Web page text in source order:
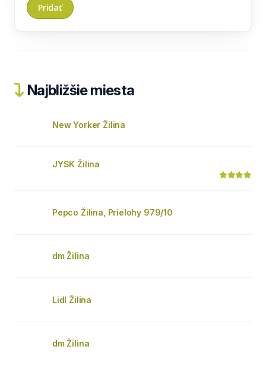
Najbližšie miesta
New Yorker Žilina
JYSK Žilina
Pepco Žilina, Prielohy 979/10
dm Žilina
Lidl Žilina
dm Žilina